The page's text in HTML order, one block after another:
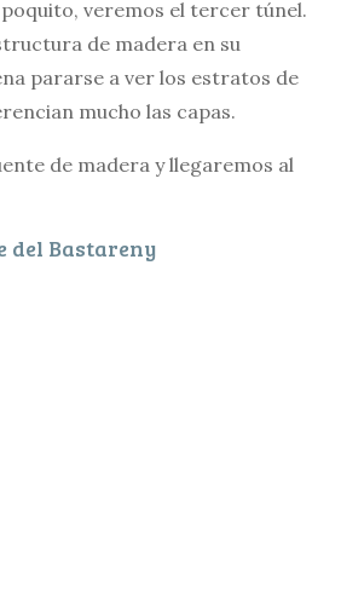
veremos el tercer túnel.
de madera en su
pararse a ver los estratos de
mucho las capas.
de madera y llegaremos al
del Bastareny